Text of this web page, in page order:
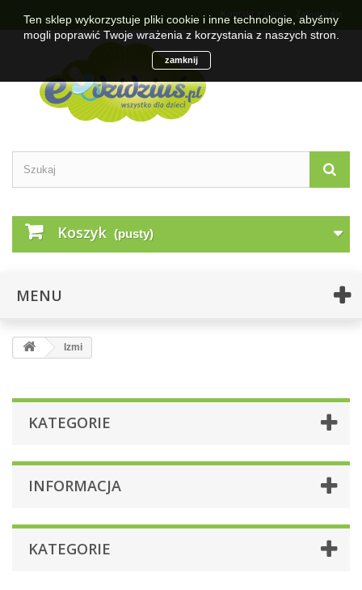
Zaloguj się
Kontakt z nami
Koszyk (pusty)
MENU
Izmi
KATEGORIE
INFORMACJA
KATEGORIE
Ten sklep wykorzystuje pliki cookie i inne technologie, abyśmy
mogli poprawić Twoje wrażenia z korzystania z naszych stron.
zamknij